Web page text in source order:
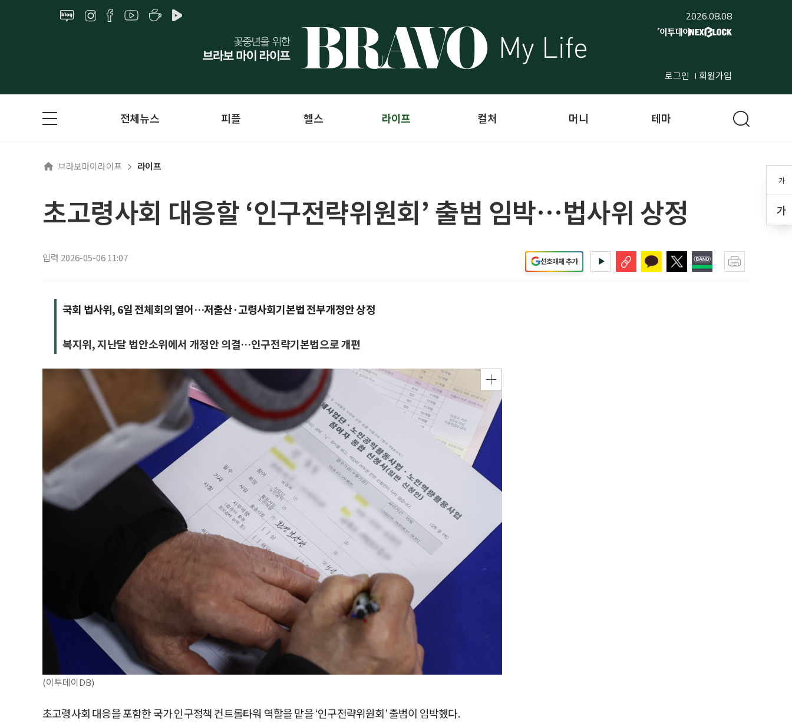
2026.08.08
로그인 회원가입
가
가
전체뉴스 피플 헬스 라이프 컬처 머니 테마
브라보마이라이프 라이프
초고령사회 대응할 ‘인구전략위원회’ 출범 임박…법사위 상정
입력 2026-05-06 11:07 선호매체 추가
국회 법사위, 6일 전체회의 열어…저출산·고령사회기본법 전부개정안 상정
복지위, 지난달 법안소위에서 개정안 의결…인구전략기본법으로 개편
(이투데이DB)
초고령사회 대응을 포함한 국가 인구정책 컨트롤타워 역할을 맡을 ‘인구전략위원회’ 출범이 임박했다.